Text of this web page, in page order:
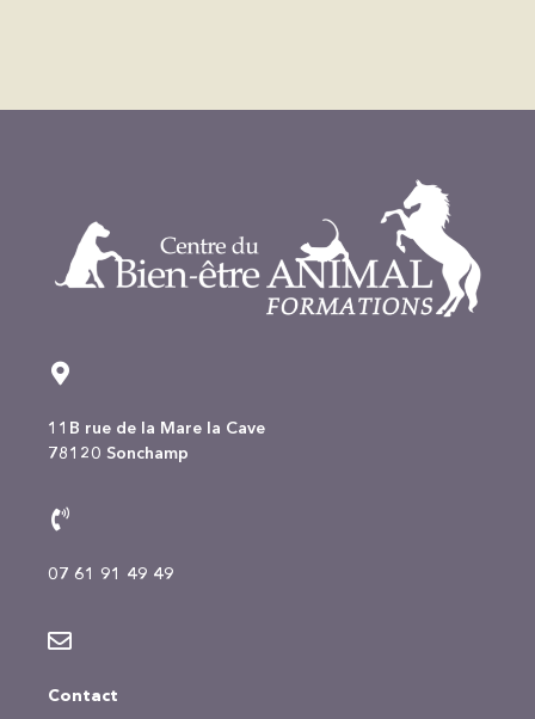
11B rue de la Mare la Cave
78120 Sonchamp
07 61 91 49 49
Contact